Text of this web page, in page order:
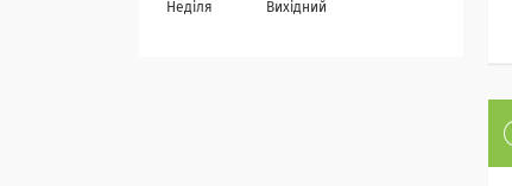
Неділя Вихідний